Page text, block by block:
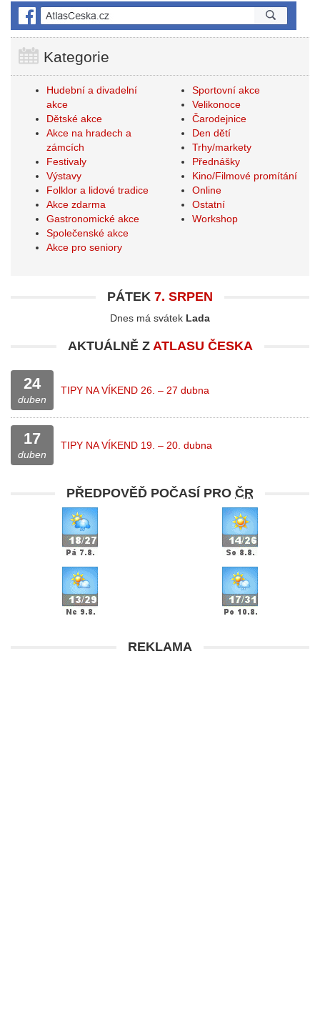
Kategorie
Hudební a divadelní
akce
Dětské akce
Akce na hradech a
zámcích
Festivaly
Výstavy
Folklor a lidové tradice
Akce zdarma
Gastronomické akce
Společenské akce
Akce pro seniory
Sportovní akce
Velikonoce
Čarodejnice
Den dětí
Trhy/markety
Přednášky
Kino/Filmové promítání
Online
Ostatní
Workshop
PÁTEK 7. SRPEN
Dnes má svátek Lada
AKTUÁLNĚ Z ATLASU ČESKA
24
duben
TIPY NA VÍKEND 26. – 27 dubna
17
duben
TIPY NA VÍKEND 19. – 20. dubna
PŘEDPOVĚĎ POČASÍ PRO ČR
REKLAMA